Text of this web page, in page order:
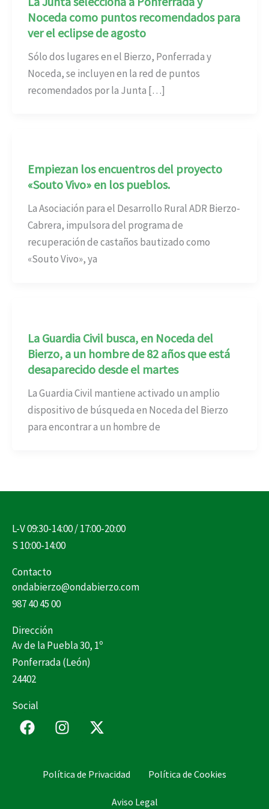
Noceda como puntos recomendados para
ver el eclipse de agosto
Sólo dos lugares en el Bierzo, Ponferrada y
Noceda, se incluyen en la red de puntos
recomendados por la Junta […]
Empiezan los encuentros del proyecto
«Souto Vivo» en los pueblos.
La Asociación para el Desarrollo Rural ADR Bierzo-
Cabrera, impulsora del programa de
recuperación de castaños bautizado como
«Souto Vivo», ya
La Guardia Civil busca, en Noceda del
Bierzo, a un hombre de 82 años que está
desaparecido desde el martes
La Guardia Civil mantiene activado un amplio
dispositivo de búsqueda en Noceda del Bierzo
para encontrar a un hombre de
L-V 09:30-14:00 / 17:00-20:00
S 10:00-14:00
Contacto
ondabierzo@ondabierzo.com
987 40 45 00
Dirección
Av de la Puebla 30, 1º
Ponferrada (León)
24402
Social
F
a
I
n
a
X
-
i
Política de Privacidad Política de Cookies
Aviso Legal